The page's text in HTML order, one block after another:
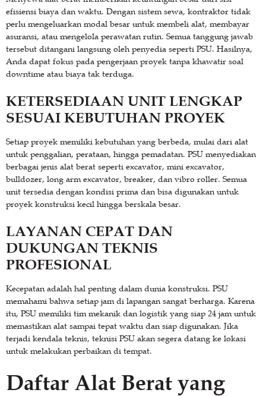
efisiensi biaya dan waktu. Dengan sistem sewa, kontraktor tidak
perlu mengeluarkan modal besar untuk membeli alat, membayar
asuransi, atau mengelola perawatan rutin. Semua tanggung jawab
tersebut ditangani langsung oleh penyedia seperti PSU. Hasilnya,
Anda dapat fokus pada pengerjaan proyek tanpa khawatir soal
downtime atau biaya tak terduga.
KETERSEDIAAN UNIT LENGKAP
SESUAI KEBUTUHAN PROYEK
Setiap proyek memiliki kebutuhan yang berbeda, mulai dari alat
untuk penggalian, perataan, hingga pemadatan. PSU menyediakan
berbagai jenis alat berat seperti excavator, mini excavator,
bulldozer, long arm excavator, breaker, dan vibro roller. Semua
unit tersedia dengan kondisi prima dan bisa digunakan untuk
proyek konstruksi kecil hingga berskala besar.
LAYANAN CEPAT DAN
DUKUNGAN TEKNIS
PROFESIONAL
Kecepatan adalah hal penting dalam dunia konstruksi. PSU
memahami bahwa setiap jam di lapangan sangat berharga. Karena
itu, PSU memiliki tim mekanik dan logistik yang siap 24 jam untuk
memastikan alat sampai tepat waktu dan siap digunakan. Jika
terjadi kendala teknis, teknisi PSU akan segera datang ke lokasi
untuk melakukan perbaikan di tempat.
Daftar Alat Berat yang